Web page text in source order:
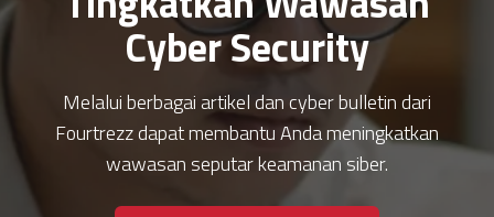
Cyber Security
Melalui berbagai artikel dan cyber bulletin dari
Fourtrezz dapat membantu Anda meningkatkan
wawasan seputar keamanan siber.